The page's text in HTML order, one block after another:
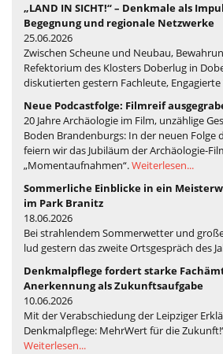
„LAND IN SICHT!“ – Denkmale als
Begegnung und regionale Netzwerke
25.06.2026
Zwischen Scheune und Neubau,
Refektorium des Klosters Doberlug in
diskutierten gestern Fachleute, Engagierte
Neue Podcastfolge: Filmreif
20 Jahre Archäologie im Film, unzählige
Boden Brandenburgs: In der neuen Folge
feiern wir das Jubiläum der Archäologie-
„Momentaufnahmen“.Weiterlesen...
Sommerliche Einblicke in ein
im Park Branitz
18.06.2026
Bei strahlendem Sommerwetter und
lud gestern das zweite Ortsgespräch des
Denkmalpflege fordert starke
Anerkennung als Zukunftsaufgabe
10.06.2026
Mit der Verabschiedung der Leipziger
Denkmalpflege: MehrWert für die
Weiterlesen...